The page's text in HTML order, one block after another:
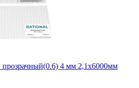
4 мм 2,1х6000мм